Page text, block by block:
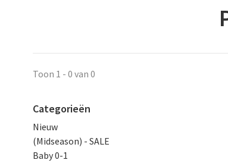
Toon 1 - 0 van 0
Categorieën
Nieuw
(Midseason) - SALE
Baby 0-1